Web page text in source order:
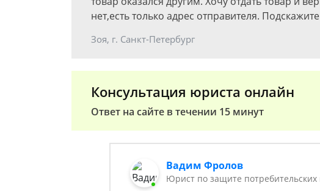
нет,есть только адрес отправителя.
Зоя, г. Санкт-Петербург
Консультация юриста онлайн
Ответ на сайте в течении 15 минут
Вадим Фролов
Юрист по защите потребительских